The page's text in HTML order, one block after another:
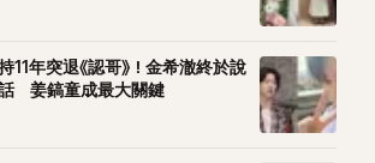
11年突退《認哥》！金希澈終於說
姜鎬童成最大關鍵